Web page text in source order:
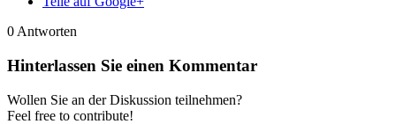
0 Antworten
Hinterlassen Sie einen Kommentar
Wollen Sie an der Diskussion teilnehmen?
Feel free to contribute!